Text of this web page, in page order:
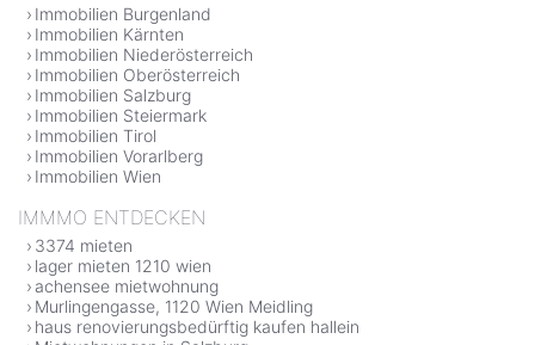
Immobilien Burgenland
Immobilien Kärnten
Immobilien Niederösterreich
Immobilien Oberösterreich
Immobilien Salzburg
Immobilien Steiermark
Immobilien Tirol
Immobilien Vorarlberg
Immobilien Wien
IMMMO ENTDECKEN
3374 mieten
lager mieten 1210 wien
achensee mietwohnung
Murlingengasse, 1120 Wien Meidling
haus renovierungsbedürftig kaufen hallein